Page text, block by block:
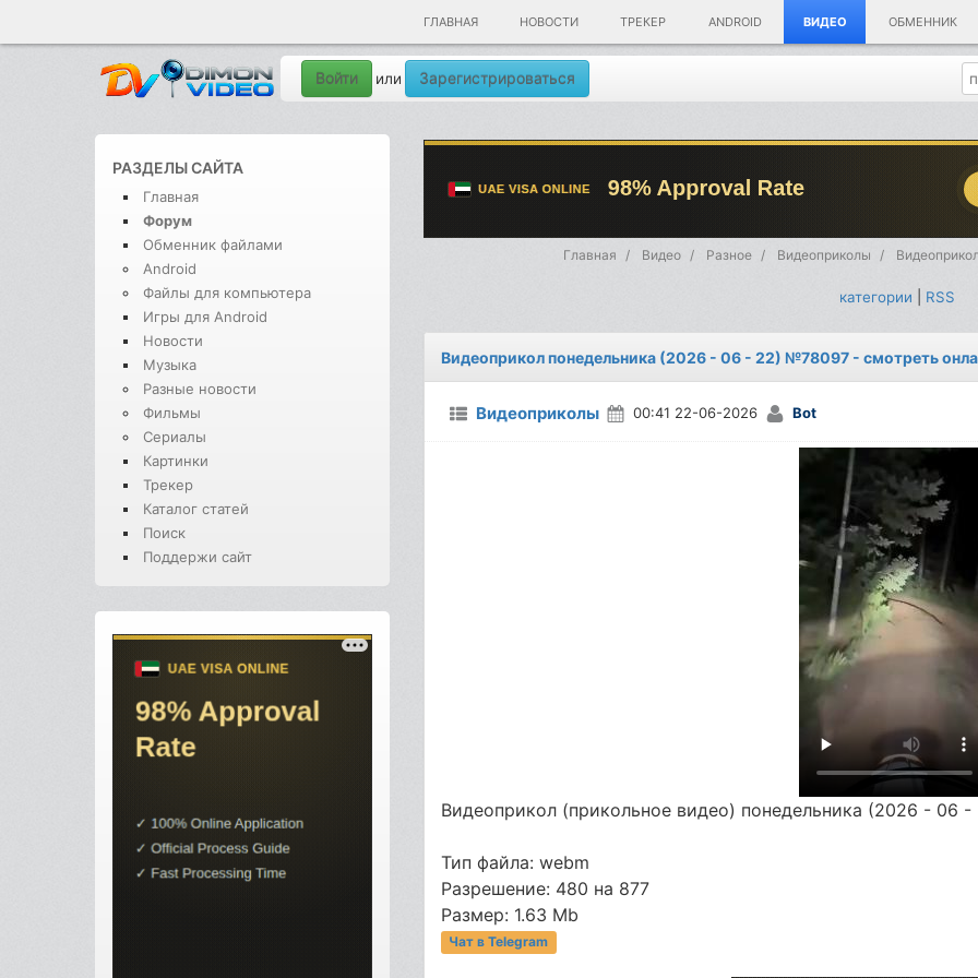
ГЛАВНАЯ НОВОСТИ ТРЕКЕР ANDROID ВИДЕО ОБМЕННИК
Войти или Зарегистрироваться
РАЗДЕЛЫ САЙТА
Главная
Форум
Обменник файлами
Android
Файлы для компьютера
Игры для Android
Новости
Музыка
Разные новости
Фильмы
Сериалы
Картинки
Трекер
Каталог статей
Поиск
Поддержи сайт
Главная Видео Разное Видеоприколы
категории RSS
Видеоприкол понедельника (2026 - 06 - 22) №78097 - смотреть
Видеоприколы 00:41 22-06-2026 Bot
Видеоприкол (прикольное видео) понедельника (2026 - 06 -
Тип файла: webm
Разрешение: 480 на 877
Размер: 1.63 Mb
Чат в Telegram